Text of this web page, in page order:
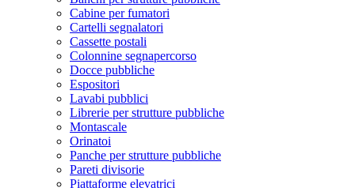
Cabine per fumatori
Cartelli segnalatori
Cassette postali
Colonnine segnapercorso
Docce pubbliche
Espositori
Lavabi pubblici
Librerie per strutture pubbliche
Montascale
Orinatoi
Panche per strutture pubbliche
Pareti divisorie
Piattaforme elevatrici